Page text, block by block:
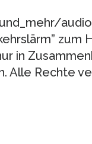
zum
in
Alle Rechte